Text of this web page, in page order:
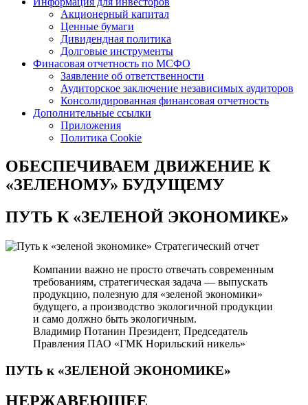
Акционерный капитал
Ценные бумаги
Дивидендная политика
Долговые инструменты
Финасовая отчетность по МСФО
Заявление об ответственности
Аудиторское заключение независимых аудиторов
Консолидированная финансовая отчетность
Дополнительные ссылки
Приложения
Политика Cookie
ОБЕСПЕЧИВАЕМ ДВИЖЕНИЕ К
«ЗЕЛЕНОМУ» БУДУЩЕМУ
ПУТЬ К«ЗЕЛЕНОЙ ЭКОНОМИКЕ»
Стратегический отчет
Компании важно не просто отвечать современным
требованиям, стратегическая задача — выпускать
продукцию, полезную для «зеленой экономики»
будущего, а производство экологичной продукции
и само должно быть экологичным.
Владимир Потанин Президент, Председатель
Правления ПАО «ГМК Норильский никель»
ПУТЬ к «ЗЕЛЕНОЙ ЭКОНОМИКЕ»
НЕРЖАВЕЮЩЕЕ